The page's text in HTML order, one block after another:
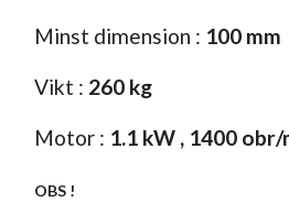
Minst dimension : 100 mm
Vikt : 260 kg
Motor : 1.1 kW , 1400 obr/
OBS !